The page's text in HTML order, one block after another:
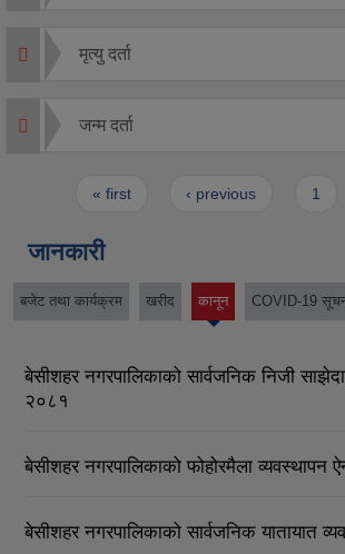
मृत्यु दर्ता
जन्म दर्ता
Pages« first ‹ previous 1
जानकारी
बजेट तथा कार्यक्रम खरीद कानून
(active
COVID-19
बेसीशहर नगरपालिकाको सार्वजनिक निजी
२०८१
बेसीशहर नगरपालिकाको फोहोरमैला व्यवस्थापन
बेसीशहर नगरपालिकाको सार्वजनिक यातायात